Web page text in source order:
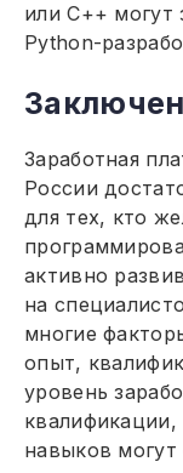
или C++ могут
Python-
Заработная
России
для тех, кто
активно
на
многие
опыт,
уровень
навыков